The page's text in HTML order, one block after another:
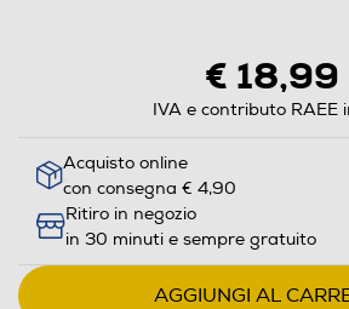
€ 18,99
IVA e contributo RAEE
Acquisto online
con consegna € 4,90
Ritiro in negozio
in 30 minuti e sempre gratuito
AGGIUNGI AL